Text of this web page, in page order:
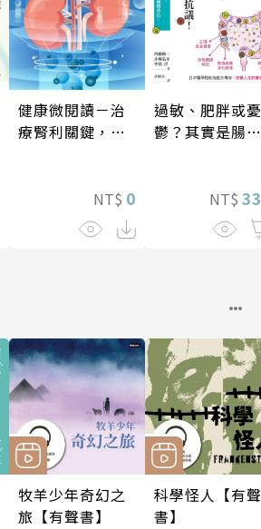
健康微閱讀－治
療腎利關鍵，血
NT$ 0
過敏、肥胖或憂
鬱？其實是腸道
NT$
牧羊少年奇幻之
旅【有聲書】
科學怪人【有聲
書】